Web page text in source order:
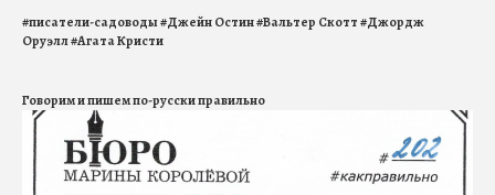
#писатели-садоводы#Джейн Остин#Вальтер Скотт#Джордж
Оруэлл#Агата Кристи
Говорим и пишем по-русски правильно